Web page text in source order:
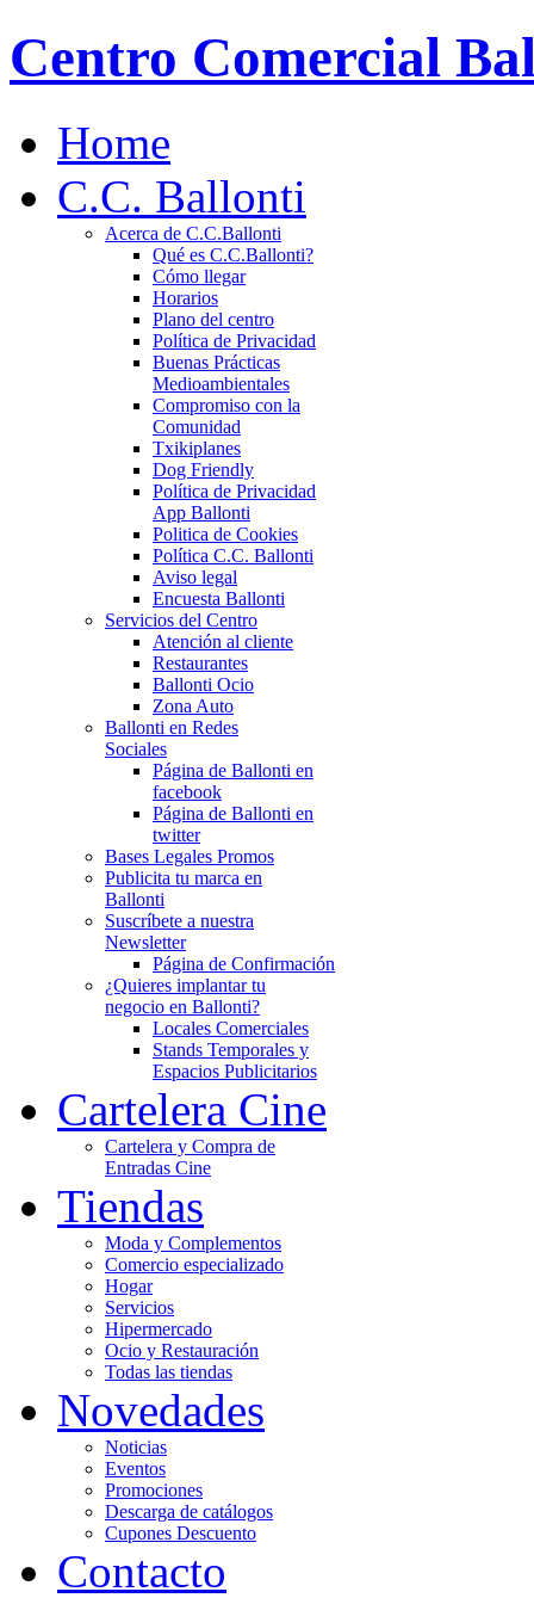
Centro Comercial
Home
C.C. Ballonti
Acerca de C.C.Ballonti
Qué es C.C.Ballonti?
Cómo llegar
Horarios
Plano del centro
Política de Privacidad
Buenas Prácticas
Medioambientales
Compromiso con la
Comunidad
Txikiplanes
Dog Friendly
Política de Privacidad
App Ballonti
Politica de Cookies
Política C.C. Ballonti
Aviso legal
Encuesta Ballonti
Servicios del Centro
Atención al cliente
Restaurantes
Ballonti Ocio
Zona Auto
Ballonti en Redes
Sociales
Página de Ballonti en
facebook
Página de Ballonti en
twitter
Bases Legales Promos
Publicita tu marca en
Ballonti
Suscríbete a nuestra
Newsletter
Página de Confirmación
¿Quieres implantar tu
negocio en Ballonti?
Locales Comerciales
Stands Temporales y
Espacios Publicitarios
Cartelera Cine
Cartelera y Compra de
Entradas Cine
Tiendas
Moda y Complementos
Comercio especializado
Hogar
Servicios
Hipermercado
Ocio y Restauración
Todas las tiendas
Novedades
Noticias
Eventos
Promociones
Descarga de catálogos
Cupones Descuento
Contacto